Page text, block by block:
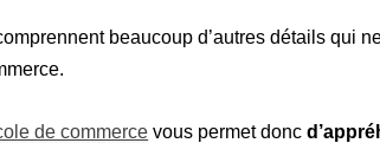
beaucoup d’autres détails qui
de commerce vous permet donc